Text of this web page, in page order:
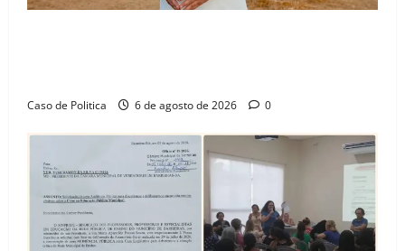
Caso de Politica 6 de agosto de 2026 0